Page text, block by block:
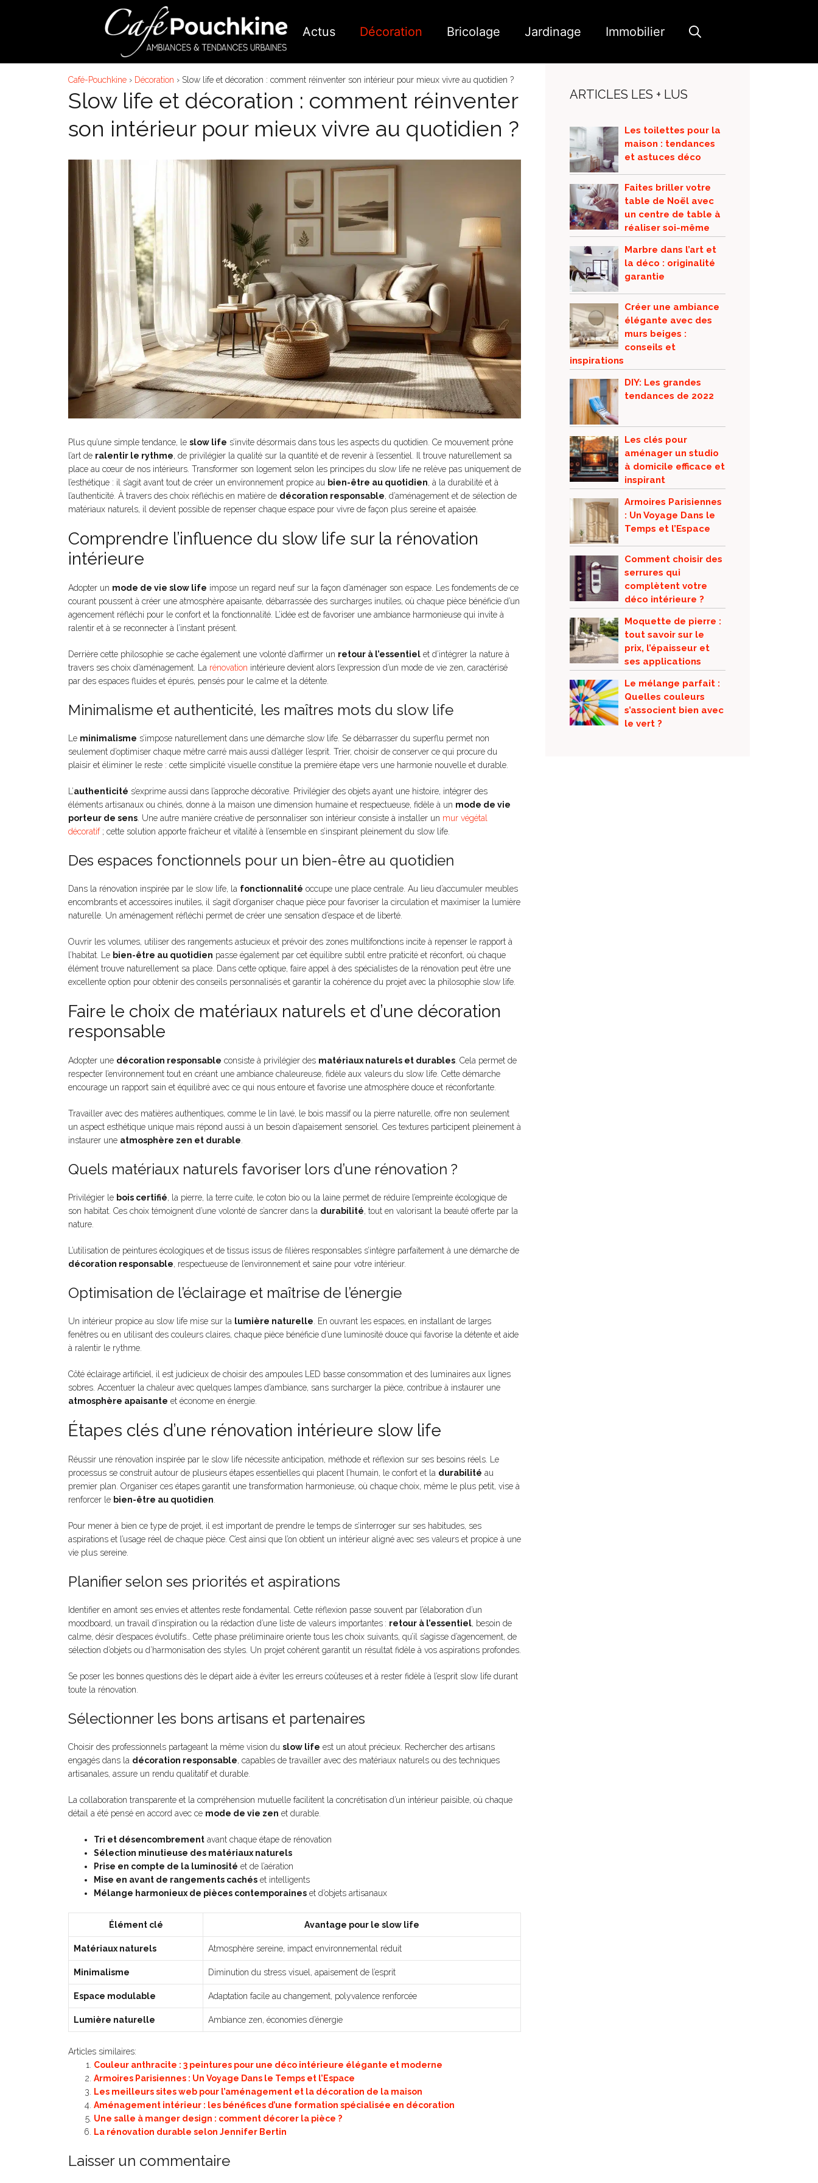
Actus Décoration Bricolage Jardinage Immobilier
Café-Pouchkine › Décoration › Slow life et décoration : comment réinventer son intérieur pour mieux vivre au quotidien ?
Slow life et décoration : comment réinventer
son intérieur pour mieux vivre au quotidien ?
Plus qu’une simple tendance, le slow life s’invite désormais dans tous les aspects du quotidien. Ce mouvement prône
l’art de ralentir le rythme, de privilégier la qualité sur la quantité et de revenir à l’essentiel. Il trouve naturellement sa
place au cœur de nos intérieurs. Transformer son logement selon les principes du slow life ne relève pas uniquement de
l’esthétique : il s’agit avant tout de créer un environnement propice au bien-être au quotidien, à la durabilité et à
l’authenticité. À travers des choix réfléchis en matière de décoration responsable, d’aménagement et de sélection de
matériaux naturels, il devient possible de repenser chaque espace pour vivre de façon plus sereine et apaisée.
Comprendre l’influence du slow life sur la rénovation
intérieure
Adopter un mode de vie slow life impose un regard neuf sur la façon d’aménager son espace. Les fondements de ce
courant poussent à créer une atmosphère apaisante, débarrassée des surcharges inutiles, où chaque pièce bénéficie d’un
agencement réfléchi pour le confort et la fonctionnalité. L’idée est de favoriser une ambiance harmonieuse qui invite à
ralentir et à se reconnecter à l’instant présent.
Derrière cette philosophie se cache également une volonté d’affirmer un retour à l’essentiel et d’intégrer la nature à
travers ses choix d’aménagement. La rénovation intérieure devient alors l’expression d’un mode de vie zen, caractérisé
par des espaces fluides et épurés, pensés pour le calme et la détente.
Minimalisme et authenticité, les maîtres mots du slow life
Le minimalisme s’impose naturellement dans une démarche slow life. Se débarrasser du superflu permet non
seulement d’optimiser chaque mètre carré mais aussi d’alléger l’esprit. Trier, choisir de conserver ce qui procure du
plaisir et éliminer le reste : cette simplicité visuelle constitue la première étape vers une harmonie nouvelle et durable.
L’authenticité s’exprime aussi dans l’approche décorative. Privilégier des objets ayant une histoire, intégrer des
éléments artisanaux ou chinés, donne à la maison une dimension humaine et respectueuse, fidèle à un mode de vie
porteur de sens . Une autre manière créative de personnaliser son intérieur consiste à installer un mur végétal
décoratif; cette solution apporte fraîcheur et vitalité à l’ensemble en s’inspirant pleinement du slow life.
Des espaces fonctionnels pour un bien-être au quotidien
Dans la rénovation inspirée par le slow life, la fonctionnalité occupe une place centrale. Au lieu d’accumuler meubles
encombrants et accessoires inutiles, il s’agit d’organiser chaque pièce pour favoriser la circulation et maximiser la lumière
naturelle. Un aménagement réfléchi permet de créer une sensation d’espace et de liberté.
Ouvrir les volumes, utiliser des rangements astucieux et prévoir des zones multifonctions incite à repenser le rapport à
l’habitat. Le bien-être au quotidien passe également par cet équilibre subtil entre praticité et réconfort, où chaque
élément trouve naturellement sa place. Dans cette optique, faire appel à des spécialistes de la rénovation peut être une
excellente option pour obtenir des conseils personnalisés et garantir la cohérence du projet avec la philosophie slow life.
Faire le choix de matériaux naturels et d’une décoration
responsable
Adopter une décoration responsable consiste à privilégier des matériaux naturels et durables . Cela permet de
respecter l’environnement tout en créant une ambiance chaleureuse, fidèle aux valeurs du slow life. Cette démarche
encourage un rapport sain et équilibré avec ce qui nous entoure et favorise une atmosphère douce et réconfortante.
Travailler avec des matières authentiques, comme le lin lavé, le bois massif ou la pierre naturelle, offre non seulement
un aspect esthétique unique mais répond aussi à un besoin d’apaisement sensoriel. Ces textures participent pleinement à
instaurer une atmosphère zen et durable
Quels matériaux naturels favoriser lors d’une rénovation ?
Privilégier le bois certifié, la pierre, la terre cuite, le coton bio ou la laine permet de réduire l’empreinte écologique de
son habitat. Ces choix témoignent d’une volonté de s’ancrer dans la durabilité, tout en valorisant la beauté offerte par la
nature.
L’utilisation de peintures écologiques et de tissus issus de filières responsables s’intègre parfaitement à une démarche de
décoration responsable, respectueuse de l’environnement et saine pour votre intérieur.
Optimisation de l’éclairage et maîtrise de l’énergie
Un intérieur propice au slow life mise sur la lumière naturelle . En ouvrant les espaces, en installant de larges
fenêtres ou en utilisant des couleurs claires, chaque pièce bénéficie d’une luminosité douce qui favorise la détente et aide
à ralentir le rythme.
Côté éclairage artificiel, il est judicieux de choisir des ampoules LED basse consommation et des luminaires aux lignes
sobres. Accentuer la chaleur avec quelques lampes d’ambiance, sans surcharger la pièce, contribue à instaurer une
atmosphère apaisante et économe en énergie.
Étapes clés d’une rénovation intérieure slow life
Réussir une rénovation inspirée par le slow life nécessite anticipation, méthode et réflexion sur ses besoins réels. Le
processus se construit autour de plusieurs étapes essentielles qui placent l’humain, le confort et la durabilité au
premier plan. Organiser ces étapes garantit une transformation harmonieuse, où chaque choix, même le plus petit, vise à
renforcer le bien-être au quotidien
Pour mener à bien ce type de projet, il est important de prendre le temps de s’interroger sur ses habitudes, ses
aspirations et l’usage réel de chaque pièce. C’est ainsi que l’on obtient un intérieur aligné avec ses valeurs et propice à une
vie plus sereine.
Planifier selon ses priorités et aspirations
Identifier en amont ses envies et attentes reste fondamental. Cette réflexion passe souvent par l’élaboration d’un
moodboard, un travail d’inspiration ou la rédaction d’une liste de valeurs importantes : retour à l’essentiel, besoin de
calme, désir d’espaces évolutifs… Cette phase préliminaire oriente tous les choix suivants, qu’il s’agisse d’agencement, de
sélection d’objets ou d’harmonisation des styles. Un projet cohérent garantit un résultat fidèle à vos aspirations profondes.
Se poser les bonnes questions dès le départ aide à éviter les erreurs coûteuses et à rester fidèle à l’esprit slow life durant
toute la rénovation.
Sélectionner les bons artisans et partenaires
Choisir des professionnels partageant la même vision du slow life est un atout précieux. Rechercher des artisans
engagés dans la décoration responsable, capables de travailler avec des matériaux naturels ou des techniques
artisanales, assure un rendu qualitatif et durable.
La collaboration transparente et la compréhension mutuelle facilitent la concrétisation d’un intérieur paisible, où chaque
détail a été pensé en accord avec ce mode de vie zen et durable.
Tri et désencombrement avant chaque étape de rénovation
Sélection minutieuse des matériaux naturels
Prise en compte de la luminosité et de l’aération
Mise en avant de rangements cachés et intelligents
Mélange harmonieux de pièces contemporaines et d’objets artisanaux
Élément clé Avantage pour le slow life
Matériaux naturels Atmosphère sereine, impact environnemental réduit
Minimalisme Diminution du stress visuel, apaisement de l’esprit
Espace modulable Adaptation facile au changement, polyvalence renforcée
Lumière naturelle Ambiance zen, économies d’énergie
Articles similaires:
Couleur anthracite : 3 peintures pour une déco intérieure élégante et moderne
Armoires Parisiennes : Un Voyage Dans le Temps et l’Espace
Les meilleurs sites web pour l’aménagement et la décoration de la maison
Aménagement intérieur : les bénéfices d’une formation spécialisée en décoration
Une salle à manger design : comment décorer la pièce ?
La rénovation durable selon Jennifer Bertin
Laisser un commentaire
ARTICLES LES + LUS
Les toilettes pour la
maison : tendances
et astuces déco
Faites briller votre
table de Noël avec
un centre de table à
réaliser soi-même
Marbre dans l’art et
la déco : originalité
garantie
Créer une ambiance
élégante avec des
murs beiges :
conseils et
inspirations
DIY: Les grandes
tendances de 2022
Les clés pour
aménager un studio
à domicile efficace et
inspirant
Armoires Parisiennes
: Un Voyage Dans le
Temps et l’Espace
Comment choisir des
serrures qui
complètent votre
déco intérieure ?
Moquette de pierre :
tout savoir sur le
prix, l’épaisseur et
ses applications
Le mélange parfait :
Quelles couleurs
s’associent bien avec
le vert ?